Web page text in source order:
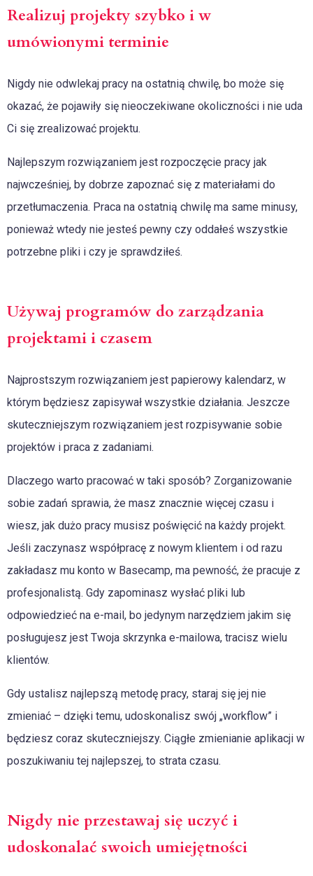
Realizuj projekty szybko i w
umówionymi terminie
Nigdy nie odwlekaj pracy na ostatnią chwilę, bo może się
okazać, że pojawiły się nieoczekiwane okoliczności i nie uda
Ci się zrealizować projektu.
Najlepszym rozwiązaniem jest rozpoczęcie pracy jak
najwcześniej, by dobrze zapoznać się z materiałami do
przetłumaczenia. Praca na ostatnią chwilę ma same minusy,
ponieważ wtedy nie jesteś pewny czy oddałeś wszystkie
potrzebne pliki i czy je sprawdziłeś.
Używaj programów do zarządzania
projektami i czasem
Najprostszym rozwiązaniem jest papierowy kalendarz, w
którym będziesz zapisywał wszystkie działania. Jeszcze
skuteczniejszym rozwiązaniem jest rozpisywanie sobie
projektów i praca z zadaniami.
Dlaczego warto pracować w taki sposób? Zorganizowanie
sobie zadań sprawia, że masz znacznie więcej czasu i
wiesz, jak dużo pracy musisz poświęcić na każdy projekt.
Jeśli zaczynasz współpracę z nowym klientem i od razu
zakładasz mu konto w Basecamp, ma pewność, że pracuje z
profesjonalistą. Gdy zapominasz wysłać pliki lub
odpowiedzieć na e-mail, bo jedynym narzędziem jakim się
posługujesz jest Twoja skrzynka e-mailowa, tracisz wielu
klientów.
Gdy ustalisz najlepszą metodę pracy, staraj się jej nie
zmieniać – dzięki temu, udoskonalisz swój „workflow” i
będziesz coraz skuteczniejszy. Ciągłe zmienianie aplikacji w
poszukiwaniu tej najlepszej, to strata czasu.
Nigdy nie przestawaj się uczyć i
udoskonalać swoich umiejętności